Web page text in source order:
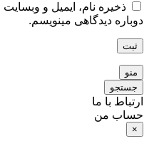
ذخیره نام، ایمیل و
دوباره دیدگاهی مینویسم.
ثبت
منو
جستجو
ارتباط با ما
حساب من
×